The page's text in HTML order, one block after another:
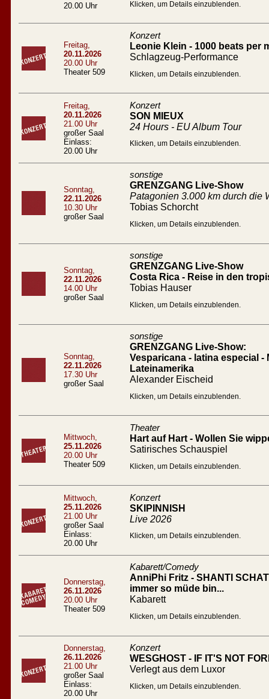
20.00 Uhr
Klicken, um Details einzublenden.
Freitag,
20.11.2026
20.00 Uhr
Theater 509
Konzert
Leonie Klein - 1000 beats per
Schlagzeug-Performance
Klicken, um Details einzublenden.
Freitag,
20.11.2026
21.00 Uhr
großer Saal
Einlass:
20.00 Uhr
Konzert
SON MIEUX
24 Hours - EU Album Tour
Klicken, um Details einzublenden.
Sonntag,
22.11.2026
10.30 Uhr
großer Saal
sonstige
GRENZGANG Live-Show
Patagonien 3.000 km durch die
Tobias Schorcht
Klicken, um Details einzublenden.
Sonntag,
22.11.2026
14.00 Uhr
großer Saal
sonstige
GRENZGANG Live-Show
Costa Rica - Reise in den
Tobias Hauser
Klicken, um Details einzublenden.
Sonntag,
22.11.2026
17.30 Uhr
großer Saal
sonstige
GRENZGANG Live-Show:
Vesparicana - latina especial -
Lateinamerika
Alexander Eischeid
Klicken, um Details einzublenden.
Mittwoch,
25.11.2026
20.00 Uhr
Theater 509
Theater
Hart auf Hart - Wollen Sie
Satirisches Schauspiel
Klicken, um Details einzublenden.
Mittwoch,
25.11.2026
21.00 Uhr
großer Saal
Einlass:
20.00 Uhr
Konzert
SKIPINNISH
Live 2026
Klicken, um Details einzublenden.
Donnerstag,
26.11.2026
20.00 Uhr
Theater 509
Kabarett/Comedy
AnniPhi Fritz - SHANTI
immer so müde bin...
Kabarett
Klicken, um Details einzublenden.
Donnerstag,
26.11.2026
21.00 Uhr
großer Saal
Einlass:
20.00 Uhr
Konzert
WESGHOST - IF IT'S NOT
Verlegt aus dem Luxor
Klicken, um Details einzublenden.